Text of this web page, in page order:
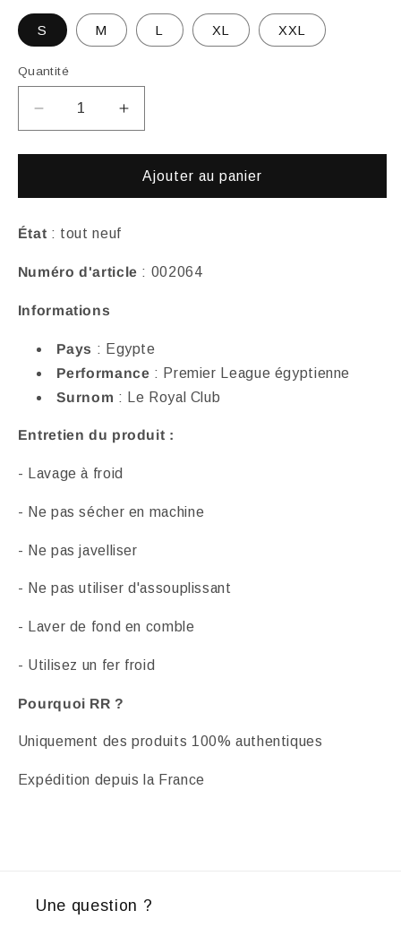
S M L XL XXL
Quantité
Réduire
la
quantité
Maillot
Zamalek
24
Augmenter
la
quantité
Maillot
24
Ajouter au panier
État : tout neuf
Numéro d'article : 002064
Informations
Pays : Egypte
Performance : Premier League égyptienne
Surnom : Le Royal Club
Entretien du produit :
- Lavage à froid
- Ne pas sécher en machine
- Ne pas javelliser
- Ne pas utiliser d'assouplissant
- Laver de fond en comble
- Utilisez un fer froid
Pourquoi RR ?
Uniquement des produits 100% authentiques
Expédition depuis la France
Une question ?